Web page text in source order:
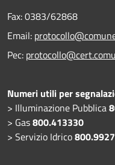
Fax:0383/62868
Email:
Pec:
Numeri utili per
> Illuminazione Pubblica
> Gas800.413330
> Servizio Idrico